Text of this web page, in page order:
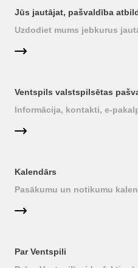
Jūs jautājat, pašvaldība
Uzdodiet mums jebkurus
Ventspils valstspilsētas
Informācija, kontakti, e-
Kalendārs
Pasākumu un notikumu
Par Ventspili